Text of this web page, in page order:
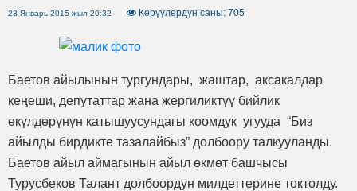
23 Январь 2015 жыл 20:32 Көрүүлөрдүн саны: 705
Баетов айылынын тургундары, жаштар, аксакалдар
кеңеши, депутаттар жана жергиликтүү бийлик
өкүлдөрүнүн катышуусундагы коомдук угууда “Биз
айылды бирдикте тазалайбыз” долбоору талкууланды.
Баетов айыл аймагынын айыл өкмөт башчысы
Турусбеков Талант долбоордун милдеттерине токтолду.